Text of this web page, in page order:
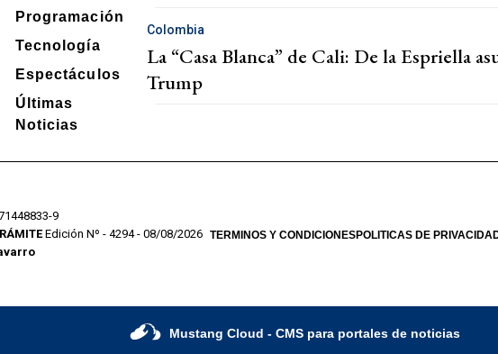
Programación
Tecnología
Espectáculos
Últimas
Noticias
Colombia
La “Casa Blanca” de Cali: De la Espriella
Trump
9
Edición Nº - 4294 - 08/08/2026 TERMINOS Y CONDICIONESPOLITICAS DE
Mustang Cloud - CMS para portales de noticias